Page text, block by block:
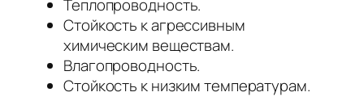
Теплопроводность.
Стойкость к агрессивным
химическим веществам.
Влагопроводность.
Стойкость к низким температурам.